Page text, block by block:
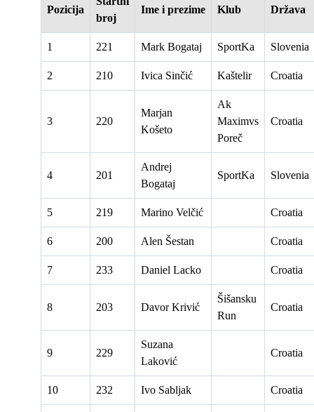
Pozicija
broj
Ime i prezime Klub Država
1 221 Mark Bogataj SportKa Slovenia
2 210 Ivica Sinčić Kaštelir Croatia
3 220
Marjan
Košeto
Ak
Maximvs
Poreč
Croatia
4 201
Andrej
Bogataj
SportKa Slovenia
5 219 Marino Velčić Croatia
6 200 Alen Šestan Croatia
7 233 Daniel Lacko Croatia
8 203 Davor Krivić
Šišansku
Run
Croatia
9 229
Suzana
Laković
Croatia
10 232 Ivo Sabljak Croatia